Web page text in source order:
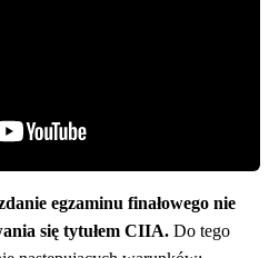
egzaminu finałowego nie
się tytułem CIIA. Do tego